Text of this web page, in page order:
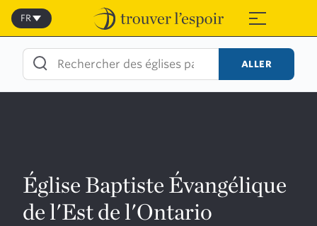
Skip
content
≡
FR
ALLER
Église Baptiste Évangélique
de l'Est de l'Ontario